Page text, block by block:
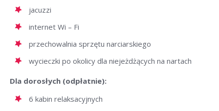
jacuzzi
internet Wi – Fi
przechowalnia sprzętu narciarskiego
wycieczki po okolicy dla niejeżdżących na nartach
Dla dorosłych (odpłatnie):
6 kabin relaksacyjnych